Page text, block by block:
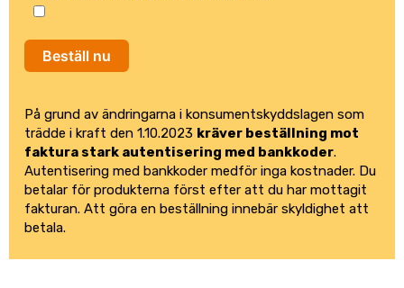
Beställ nu
På grund av ändringarna i konsumentskyddslagen som
trädde i kraft den 1.10.2023 kräver beställning mot
faktura stark autentisering med bankkoder.
Autentisering med bankkoder medför inga kostnader. Du
betalar för produkterna först efter att du har mottagit
fakturan. Att göra en beställning innebär skyldighet att
betala.